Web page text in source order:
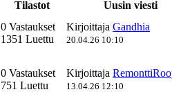
Tilastot
Uusin viesti
0 Vastaukset
1351 Luettu
Kirjoittaja Gandhia
20.04.26 10:10
0 Vastaukset
751 Luettu
Kirjoittaja
13.04.26 12:10